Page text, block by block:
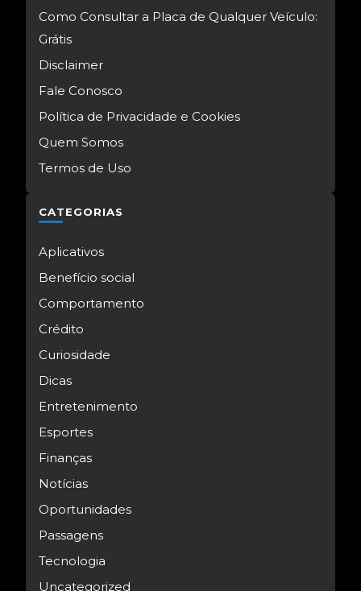
Como Consultar a Placa de Qualquer Veículo:
Grátis
Disclaimer
Fale Conosco
Política de Privacidade e Cookies
Quem Somos
Termos de Uso
CATEGORIAS
Aplicativos
Benefício social
Comportamento
Crédito
Curiosidade
Dicas
Entretenimento
Esportes
Finanças
Notícias
Oportunidades
Passagens
Tecnologia
Uncategorized